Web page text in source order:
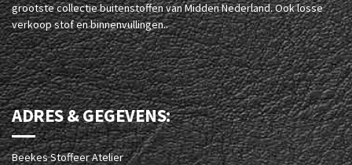
grootste collectie buitenstoffen van Midden Nederland. Ook losse
verkoop stof en binnenvullingen..
ADRES & GEGEVENS:
Beekes Stoffeer Atelier